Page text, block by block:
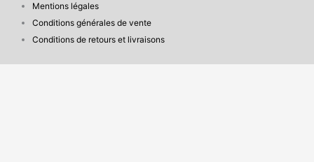
Mentions légales
Conditions générales de vente
Conditions de retours et livraisons